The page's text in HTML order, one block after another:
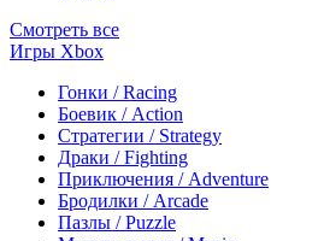
Смотреть все
Игры Xbox
Гонки / Racing
Боевик / Action
Стратегии / Strategy
Драки / Fighting
Приключения / Adventure
Бродилки / Arcade
Пазлы / Puzzle